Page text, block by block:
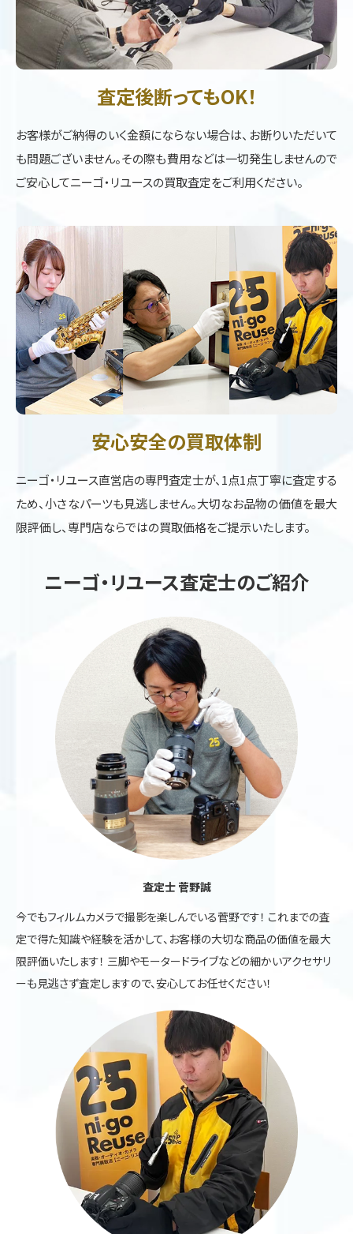
査定後断ってもOK！
お客様がご納得のいく金額にならない場合は、お断りいただいて
も問題ございません。その際も費用などは一切発生しませんので
ご安心してニーゴ・リユースの買取査定をご利用ください。
安心安全の買取体制
ニーゴ・リユース直営店の専門査定士が、1点1点丁寧に査定する
ため、小さなパーツも見逃しません。大切なお品物の価値を最大
限評価し、専門店ならではの買取価格をご提示いたします。
ニーゴ・リユース査定士のご紹介
査定士 菅野誠
今でもフィルムカメラで撮影を楽しんでいる菅野です！ これまでの査
定で得た知識や経験を活かして、お客様の大切な商品の価値を最大
限評価いたします！ 三脚やモータードライブなどの細かいアクセサリ
ーも見逃さず査定しますので、安心してお任せください！